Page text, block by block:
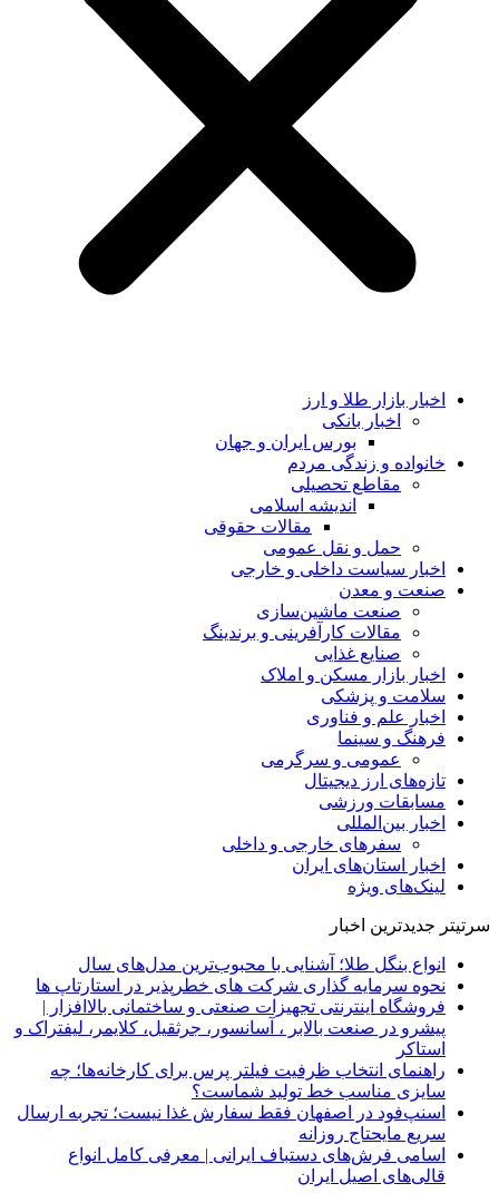
اخبار بازار طلا و ارز
اخبار بانکی
بورس ایران و جهان
خانواده و زندگی مردم
مقاطع تحصیلی
اندیشه اسلامی
مقالات حقوقی
حمل و نقل عمومی
اخبار سیاست داخلی و خارجی
صنعت و معدن
صنعت ماشین‌سازی
مقالات کارآفرینی و برندینگ
صنایع غذایی
اخبار بازار مسکن و املاک
سلامت و پزشکی
اخبار علم و فناوری
فرهنگ و سینما
عمومی و سرگرمی
تازه‌های ارز دیجیتال
مسابقات ورزشی
اخبار بین‌المللی
سفرهای خارجی و داخلی
اخبار استان‌های ایران
لینک‌های ویژه
سرتیتر جدیدترین اخبار
انواع بنگل طلا؛ آشنایی با محبوب‌ترین مدل‌های سال
نحوه سرمایه‌ گذاری شرکت‌ های خطرپذیر در استارتاپ ها
فروشگاه اینترنتی تجهیزات صنعتی و ساختمانی بالاافزار |
پیشرو در صنعت بالابر ، آسانسور، جرثقیل، کلایمر، لیفتراک و
استاکر
راهنمای انتخاب ظرفیت فیلتر پرس برای کارخانه‌ها؛ چه
سایزی مناسب خط تولید شماست؟
اسنپ‌فود در اصفهان فقط سفارش غذا نیست؛ تجربه ارسال
سریع مایحتاج روزانه
اسامی فرش‌های دستباف ایرانی | معرفی کامل انواع
قالی‌های اصیل ایران